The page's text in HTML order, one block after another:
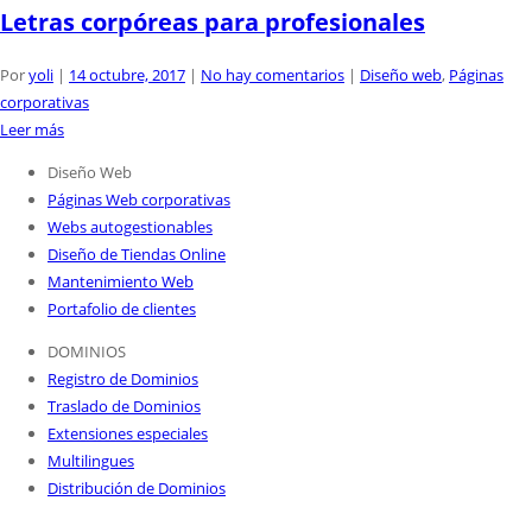
Letras corpóreas para profesionales
Poryoli | 14 octubre, 2017 | No hay comentarios | Diseño web, Páginas
corporativas
Leer más
Diseño Web
Páginas Web corporativas
Webs autogestionables
Diseño de Tiendas Online
Mantenimiento Web
Portafolio de clientes
DOMINIOS
Registro de Dominios
Traslado de Dominios
Extensiones especiales
Multilingues
Distribución de Dominios